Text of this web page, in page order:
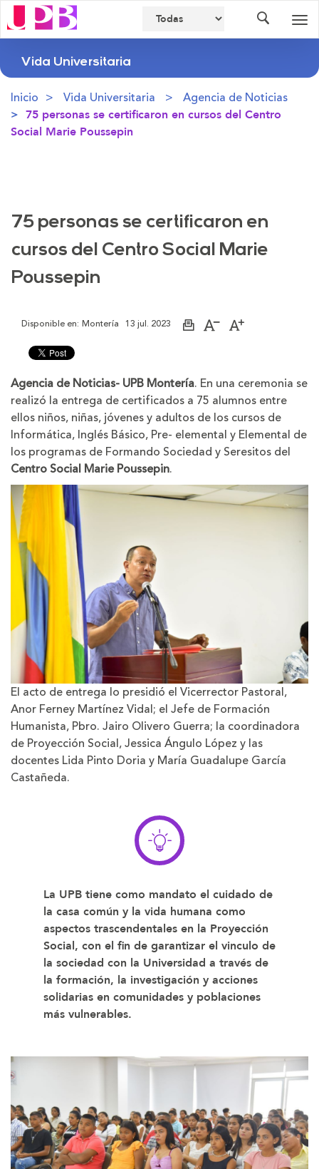
Vida Universitaria
Inicio Vida Universitaria Agencia de Noticias
75 personas se certificaron en cursos del Centro
Social Marie Poussepin
75 personas se certificaron en
cursos del Centro Social Marie
Poussepin
Disponible en: Montería 13 jul. 2023
ImprimirAumentar
letra
Disminuir
letra
Agencia de Noticias- UPB Montería. En una ceremonia se
realizó la entrega de certificados a 75 alumnos entre
ellos niños, niñas, jóvenes y adultos de los cursos de
Informática, Inglés Básico, Pre- elemental y Elemental de
los programas de Formando Sociedad y Seresitos del
Centro Social Marie Poussepin.
El acto de entrega lo presidió el Vicerrector Pastoral,
Anor Ferney Martínez Vidal; el Jefe de Formación
Humanista, Pbro. Jairo Olivero Guerra; la coordinadora
de Proyección Social, Jessica Ángulo López y las
docentes Lida Pinto Doria y María Guadalupe García
Castañeda.
La UPB tiene como mandato el cuidado de
la casa común y la vida humana como
aspectos trascendentales en la Proyección
Social, con el fin de garantizar el vinculo de
la sociedad con la Universidad a través de
la formación, la investigación y acciones
solidarias en comunidades y poblaciones
más vulnerables.